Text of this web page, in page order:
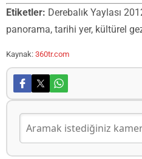
Etiketler: Derebalık Yaylası
panorama, tarihi yer, kültürel
Kaynak: 360tr.com